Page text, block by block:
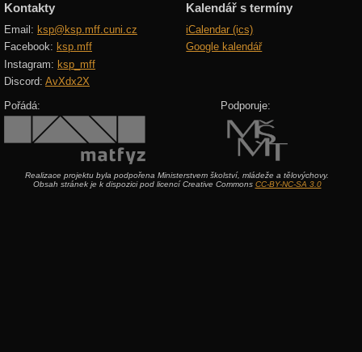
Kontakty
Email: ksp@ksp.mff.cuni.cz
Facebook: ksp.mff
Instagram: ksp_mff
Discord: AvXdx2X
Kalendář s termíny
iCalendar (ics)
Google kalendář
Pořádá: Podporuje:
Realizace projektu byla podpořena Ministerstvem školství, mládeže a tělovýchovy.
Obsah stránek je k dispozici pod licencí Creative Commons CC-BY-NC-SA 3.0